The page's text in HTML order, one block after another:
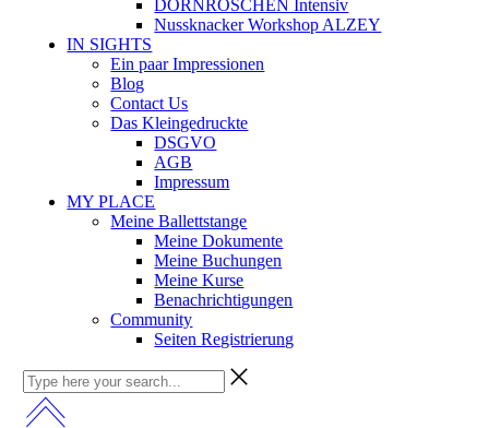
DORNRÖSCHEN Intensiv
Nussknacker Workshop ALZEY
IN SIGHTS
Ein paar Impressionen
Blog
Contact Us
Das Kleingedruckte
DSGVO
AGB
Impressum
MY PLACE
Meine Ballettstange
Meine Dokumente
Meine Buchungen
Meine Kurse
Benachrichtigungen
Community
Seiten Registrierung